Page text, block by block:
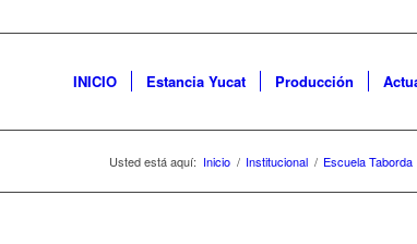
INICIO Estancia Yucat Producción
Usted está aquí: Inicio / Institucional / Escuela Taborda